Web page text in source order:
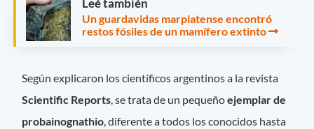
Leé también
Un guardavidas marplatense encontró
restos fósiles de un mamífero extinto
Según explicaron los científicos argentinos a la revista
Scientific Reports, se trata de un pequeñoejemplar de
probainognathio, diferente a todos los conocidos hasta